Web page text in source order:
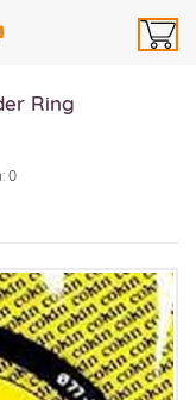
Ring
0